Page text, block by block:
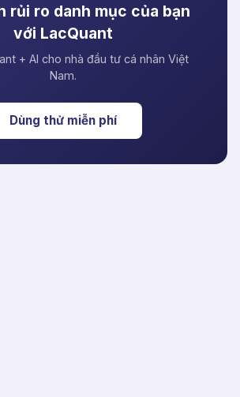
rủi ro danh mục của bạn
với LacQuant
+ AI cho nhà đầu tư cá nhân Việt
Nam.
Dùng thử miễn phí